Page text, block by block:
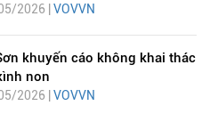
2026 | VOVVN
khuyến cáo không khai thác
non
2026 | VOVVN